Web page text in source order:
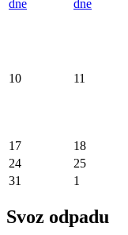
dne
dne
10 11
17
18
24
25
31
1
Svoz odpadu